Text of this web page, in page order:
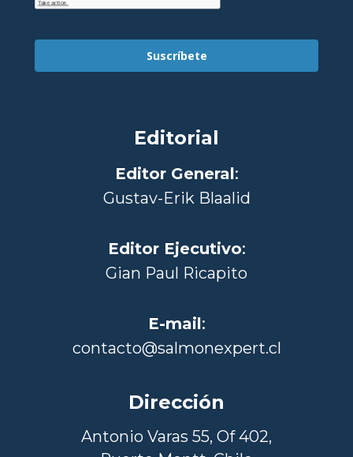
Suscríbete
Editorial
Editor General:
Gustav-Erik Blaalid
Editor Ejecutivo:
Gian Paul Ricapito
E-mail:
contacto@salmonexpert.cl
Dirección
Antonio Varas 55, Of 402,